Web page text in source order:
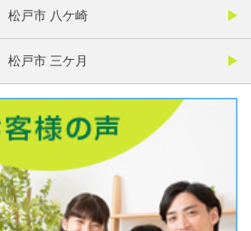
松戸市 八ケ崎
松戸市 三ケ月